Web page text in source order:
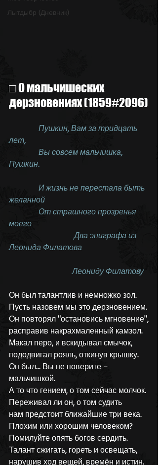
Лытдыбр (Дневник)
□ О мальчишеских
дерзновениях (1859#2096)
лет,
Пушкин.
желанной
моего
                                 Два эпиграфа из
Леонида Филатова
                                Леониду Филатову
Он был талантлив и немножко зол.
Пусть назовем мы это дерзновением.
Он повторял "остановись мгновение",
расправив накрахмаленный камзол.
Макал перо, и вскидывал смычок,
пододвигал рояль, откинув крышку.
Он был... Вы не поверите –
мальчишкой.
А то что гением, о том сейчас молчок.
Переживал ли он, о том судить
нам предстоит ближайшие три века.
Плохим или хорошим человеком?
Помилуйте опять богов сердить.
Талант сжигать, гореть и освещать,
нарушив ход вещей, времён и истин.